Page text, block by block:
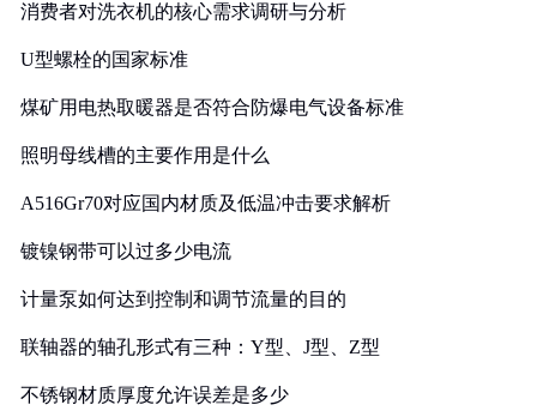
消费者对洗衣机的核心需求调研与分析
U型螺栓的国家标准
煤矿用电热取暖器是否符合防爆电气设备标准
照明母线槽的主要作用是什么
A516Gr70对应国内材质及低温冲击要求解析
镀镍钢带可以过多少电流
计量泵如何达到控制和调节流量的目的
联轴器的轴孔形式有三种：Y型、J型、Z型
不锈钢材质厚度允许误差是多少